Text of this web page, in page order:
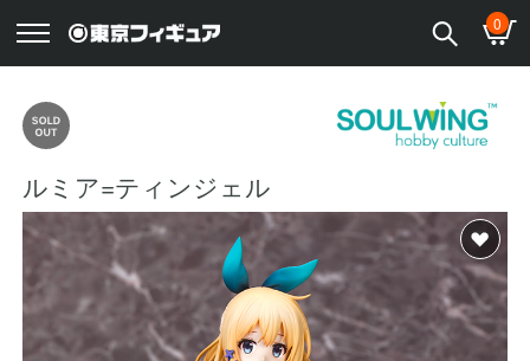
0
ルミア=ティンジェル